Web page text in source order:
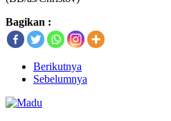
Bagikan :
Berikutnya
Sebelumnya